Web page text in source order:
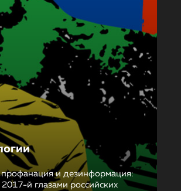
и дезинформация:
й глазами российских